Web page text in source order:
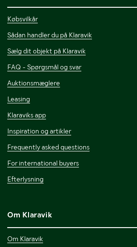
Købsvilkår
Sådan handler du på Klaravik
Sælg dit objekt på Klaravik
FAQ - Spørgsmål og svar
Auktionsmæglere
Leasing
Klaraviks app
Inspiration og artikler
Frequently asked questions
For international buyers
Efterlysning
Om Klaravik
Om Klaravik